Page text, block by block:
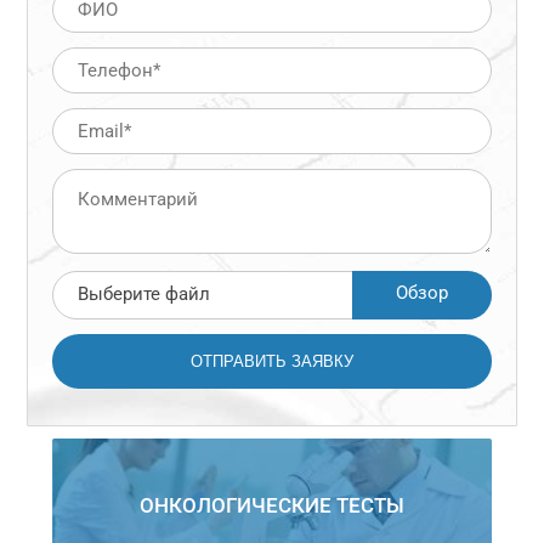
Выберите файл Обзор
ОНКОЛОГИЧЕСКИЕ ТЕСТЫ